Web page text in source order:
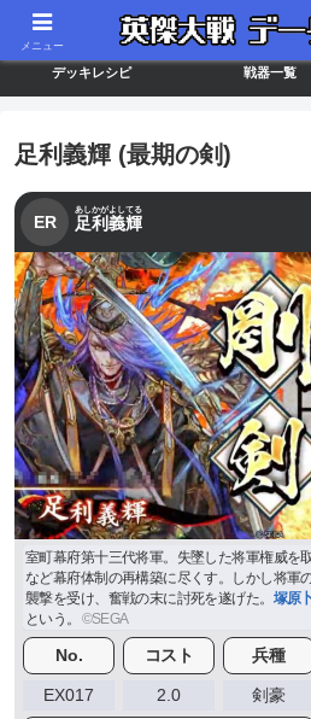
最新バージョン情報 武将ランキン
デッキレシピ 戦器一覧
足利義輝 (最期の剣)
ER 足利義輝
あしかがよしてる
室町幕府第十三代将軍。失墜した将軍権威を
など幕府体制の再構築に尽くす。しかし将軍
襲撃を受け、奮戦の末に討死を遂げた。 塚原
という。
No. コスト 兵種
EX017 2.0 剣豪
メニュー